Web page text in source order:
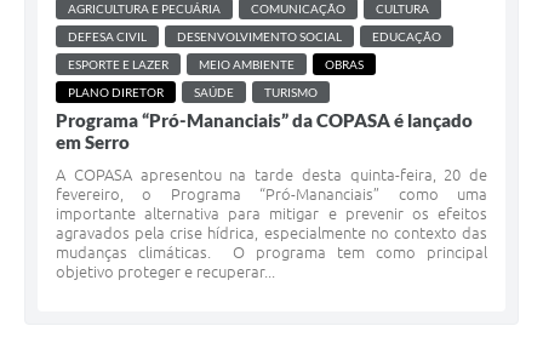
AGRICULTURA E PECUÁRIA
COMUNICAÇÃO
CULTURA
DEFESA CIVIL
DESENVOLVIMENTO SOCIAL
EDUCAÇÃO
ESPORTE E LAZER
MEIO AMBIENTE
OBRAS
PLANO DIRETOR
SAÚDE TURISMO
Programa “Pró-Mananciais” da COPASA é lançado
em Serro
A COPASA apresentou na tarde desta quinta-feira, 20 de
fevereiro, o Programa “Pró-Mananciais” como uma
importante alternativa para mitigar e prevenir os efeitos
agravados pela crise hídrica, especialmente no contexto das
mudanças climáticas. O programa tem como principal
objetivo proteger e recuperar...